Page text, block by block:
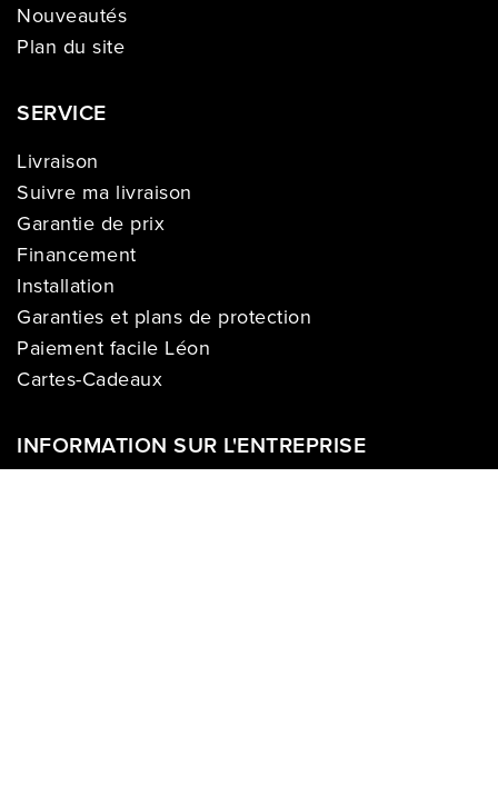
Nouveautés
Plan du site
SERVICE
Livraison
Suivre ma livraison
Garantie de prix
Financement
Installation
Garanties et plans de protection
Paiement facile Léon
Cartes-Cadeaux
INFORMATION SUR L'ENTREPRISE